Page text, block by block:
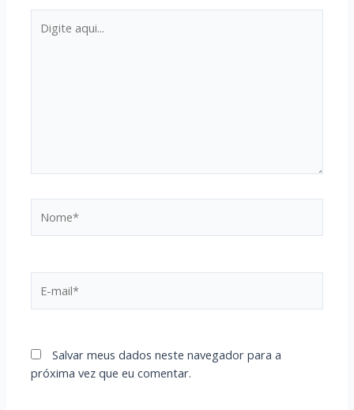
aqui...
mail*
Salvar meus dados neste navegador para a
próxima vez que eu comentar.